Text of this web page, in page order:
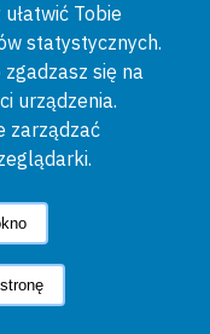
Tobie
statystycznych.
się na
urządzenia.
zarządzać